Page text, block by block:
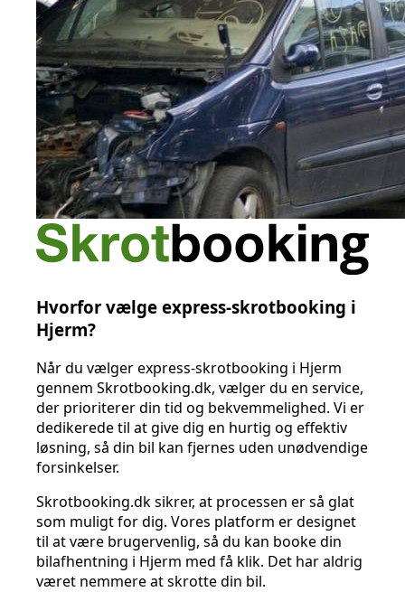
Hvorfor vælge express-skrotbooking i
Hjerm?
Når du vælger express-skrotbooking i Hjerm
gennem Skrotbooking.dk, vælger du en service,
der prioriterer din tid og bekvemmelighed. Vi er
dedikerede til at give dig en hurtig og effektiv
løsning, så din bil kan fjernes uden unødvendige
forsinkelser.
Skrotbooking.dk sikrer, at processen er så glat
som muligt for dig. Vores platform er designet
til at være brugervenlig, så du kan booke din
bilafhentning i Hjerm med få klik. Det har aldrig
været nemmere at skrotte din bil.